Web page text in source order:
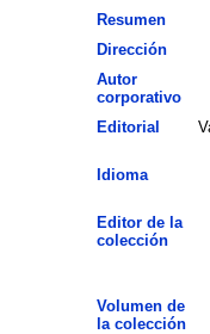
Resumen
Dirección
Autor
corporativo
Editorial
Idioma
Editor de la
colección
Volumen de
la colección